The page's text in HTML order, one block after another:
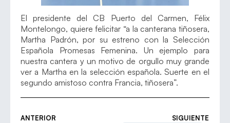
El presidente del CB Puerto del Carmen, Félix
Montelongo, quiere felicitar “a la canterana tiñosera,
Martha Padrón, por su estreno con la Selección
Española Promesas Femenina. Un ejemplo para
nuestra cantera y un motivo de orgullo muy grande
ver a Martha en la selección española. Suerte en el
segundo amistoso contra Francia, tiñosera”.
ANTERIOR SIGUIENTE